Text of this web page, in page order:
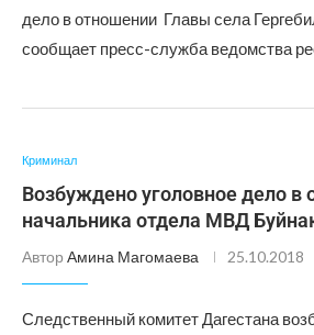
дело в отношении Главы села
сообщает пресс-служба ведомства
Криминал
Возбуждено уголовное дело в
начальника отдела МВД
Автор Амина Магомаева 25.10.2018
Следственный комитет Дагестана